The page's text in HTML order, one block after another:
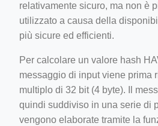
relativamente sicuro, ma non è
utilizzato a causa della
più sicure ed efficienti.
Per calcolare un valore hash
messaggio di input viene prima
multiplo di 32 bit (4 byte). Il
quindi suddiviso in una serie di
vengono elaborate tramite la